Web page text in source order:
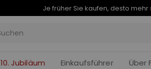
10. Jubiläum Einkaufsführer Über